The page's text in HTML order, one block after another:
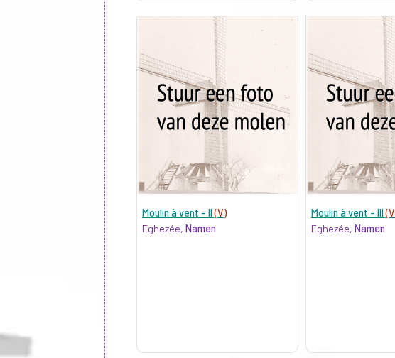
Moulin à vent - II(V)
Eghezée, Namen
Moulin à vent - III
Eghezée, Namen